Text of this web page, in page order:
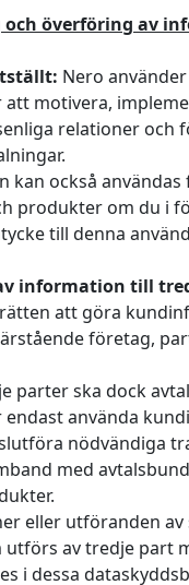
och överföring av
Nero
motivera,
relationer och
kan också
produkter om du i
till denna
information till
att göra
företag,
parter ska dock
endast använda
nödvändiga
med
eller utföranden av
av tredje part
i dessa